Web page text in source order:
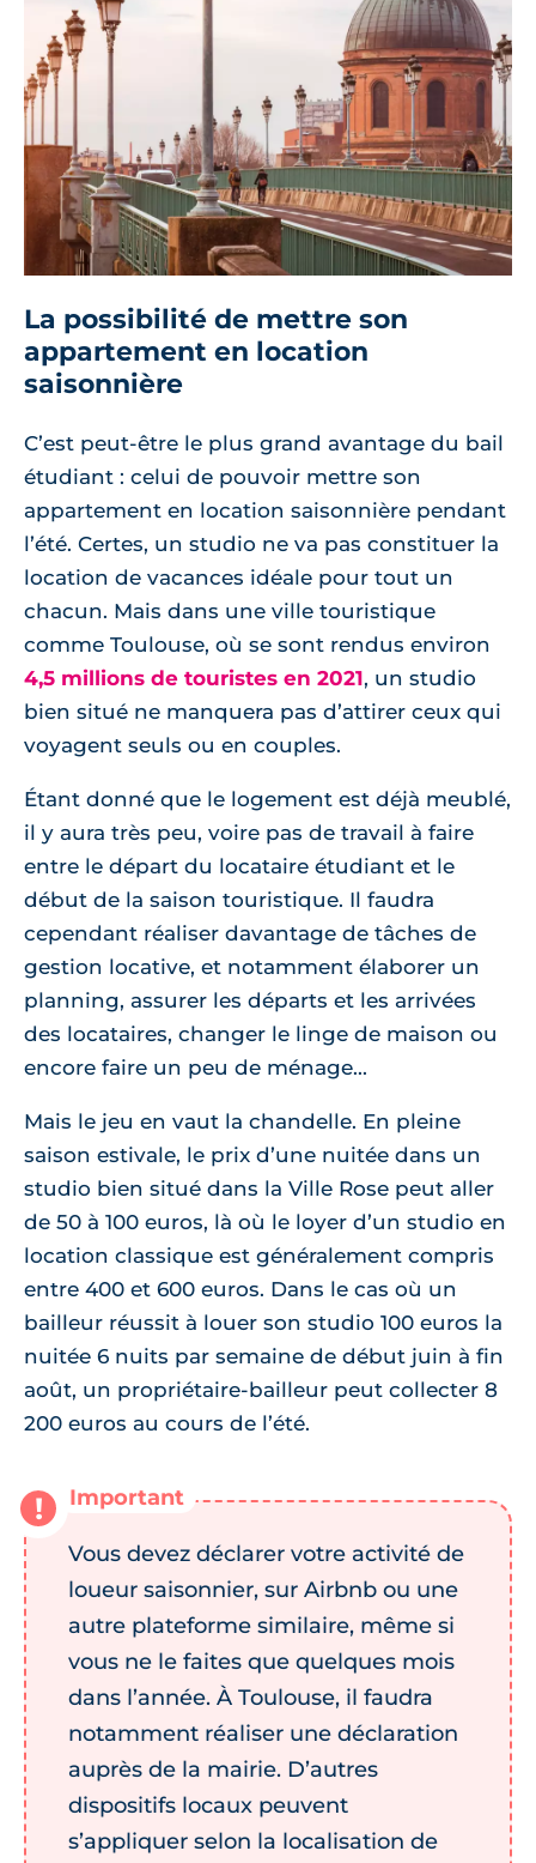
La possibilité de mettre son
appartement en location
saisonnière
C’est peut-être le plus grand avantage du bail
étudiant : celui de pouvoir mettre son
appartement en location saisonnière pendant
l’été. Certes, un studio ne va pas constituer la
location de vacances idéale pour tout un
chacun. Mais dans une ville touristique
comme Toulouse, où se sont rendus environ
4,5 millions de touristes en 2021, un studio
bien situé ne manquera pas d’attirer ceux qui
voyagent seuls ou en couples.
Étant donné que le logement est déjà meublé,
il y aura très peu, voire pas de travail à faire
entre le départ du locataire étudiant et le
début de la saison touristique. Il faudra
cependant réaliser davantage de tâches de
gestion locative, et notamment élaborer un
planning, assurer les départs et les arrivées
des locataires, changer le linge de maison ou
encore faire un peu de ménage...
Mais le jeu en vaut la chandelle. En pleine
saison estivale, le prix d’une nuitée dans un
studio bien situé dans la Ville Rose peut aller
de 50 à 100 euros, là où le loyer d’un studio en
location classique est généralement compris
entre 400 et 600 euros. Dans le cas où un
bailleur réussit à louer son studio 100 euros la
nuitée 6 nuits par semaine de début juin à fin
août, un propriétaire-bailleur peut collecter 8
200 euros au cours de l’été.
Vous devez déclarer votre activité de
loueur saisonnier, sur Airbnb ou une
autre plateforme similaire, même si
vous ne le faites que quelques mois
dans l’année. À Toulouse, il faudra
notamment réaliser une déclaration
auprès de la mairie. D’autres
dispositifs locaux peuvent
s’appliquer selon la localisation de